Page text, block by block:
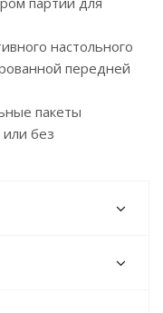
настольного
передней
пакеты
без